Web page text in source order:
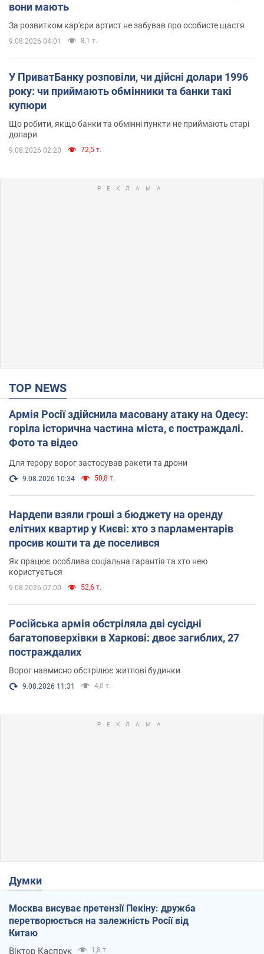
вони мають
За розвитком кар'єри артист не забував про особисте щастя
9.08.2026 04:01 8,1 т.
У ПриватБанку розповіли, чи дійсні долари 1996
року: чи приймають обмінники та банки такі
купюри
Що робити, якщо банки та обмінні пункти не приймають старі
долари
9.08.2026 02:20 72,5 т.
TOP NEWS
Армія Росії здійснила масовану атаку на Одесу:
горіла історична частина міста, є постраждалі.
Фото та відео
Для терору ворог застосував ракети та дрони
9.08.2026 10:34 50,8 т.
Нардепи взяли гроші з бюджету на оренду
елітних квартир у Києві: хто з парламентарів
просив кошти та де поселився
Як працює особлива соціальна гарантія та хто нею
користується
9.08.2026 07:00 52,6 т.
Російська армія обстріляла дві сусідні
багатоповерхівки в Харкові: двоє загиблих, 27
постраждалих
Ворог навмисно обстрілює житлові будинки
9.08.2026 11:31 4,0 т.
Думки
Москва висуває претензії Пекіну: дружба
перетворюється на залежність Росії від
Китаю
Віктор Каспрук 1,8 т.